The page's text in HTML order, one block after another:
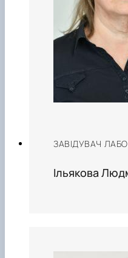
ЗАВІДУВАЧ
Ільякова